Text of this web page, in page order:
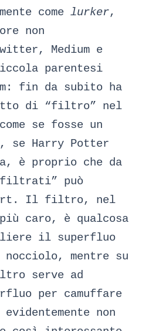
come lurker,
non
Medium e
parentesi
fin da subito ha
di “filtro” nel
se fosse un
se Harry Potter
è proprio che da
può
Il filtro, nel
caro, è qualcosa
il superfluo
mentre su
serve ad
per camuffare
non